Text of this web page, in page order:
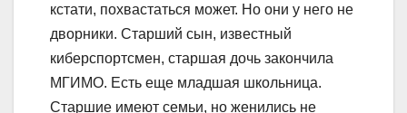
кстати, похвастаться может. Но они у него не
дворники. Старший сын, известный
киберспортсмен, старшая дочь закончила
МГИМО. Есть еще младшая школьница.
Старшие имеют семьи, но женились не